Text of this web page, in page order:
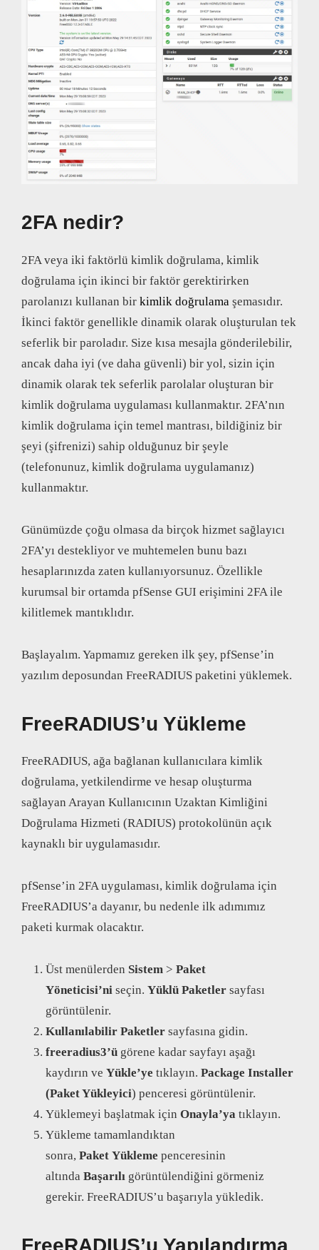
2FA nedir?
2FA veya iki faktörlü kimlik doğrulama, kimlik
doğrulama için ikinci bir faktör gerektirirken
parolanızı kullanan bir kimlik doğrulama şemasıdır.
İkinci faktör genellikle dinamik olarak oluşturulan tek
seferlik bir paroladır. Size kısa mesajla gönderilebilir,
ancak daha iyi (ve daha güvenli) bir yol, sizin için
dinamik olarak tek seferlik parolalar oluşturan bir
kimlik doğrulama uygulaması kullanmaktır. 2FA’nın
kimlik doğrulama için temel mantrası, bildiğiniz bir
şeyi (şifrenizi) sahip olduğunuz bir şeyle
(telefonunuz, kimlik doğrulama uygulamanız)
kullanmaktır.
Günümüzde çoğu olmasa da birçok hizmet sağlayıcı
2FA’yı destekliyor ve muhtemelen bunu bazı
hesaplarınızda zaten kullanıyorsunuz. Özellikle
kurumsal bir ortamda pfSense GUI erişimini 2FA ile
kilitlemek mantıklıdır.
Başlayalım. Yapmamız gereken ilk şey, pfSense’in
yazılım deposundan FreeRADIUS paketini yüklemek.
FreeRADIUS’u Yükleme
FreeRADIUS, ağa bağlanan kullanıcılara kimlik
doğrulama, yetkilendirme ve hesap oluşturma
sağlayan Arayan Kullanıcının Uzaktan Kimliğini
Doğrulama Hizmeti (RADIUS) protokolünün açık
kaynaklı bir uygulamasıdır.
pfSense’in 2FA uygulaması, kimlik doğrulama için
FreeRADIUS’a dayanır, bu nedenle ilk adımımız
paketi kurmak olacaktır.
Üst menülerden Sistem > Paket
Yöneticisi’ni seçin. Yüklü Paketler sayfası
görüntülenir.
Kullanılabilir Paketler sayfasına gidin.
freeradius3’ü görene kadar sayfayı aşağı
kaydırın ve Yükle’ye tıklayın. Package Installer
(Paket Yükleyici) penceresi görüntülenir.
Yüklemeyi başlatmak için Onayla’ya tıklayın.
Yükleme tamamlandıktan
sonra, Paket Yükleme penceresinin
altında Başarılı görüntülendiğini görmeniz
gerekir. FreeRADIUS’u başarıyla yükledik.
FreeRADIUS’u Yapılandırma